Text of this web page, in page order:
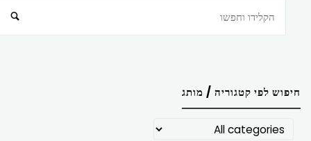
חיפוש לפי קטגוריה / מותג